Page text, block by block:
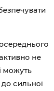
не
можуть
до сильної